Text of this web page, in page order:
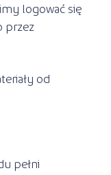
logować się
przez
od
pełni